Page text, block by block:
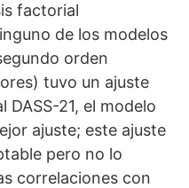
factorial
de los modelos
orden
tuvo un ajuste
21, el modelo
ajuste; este ajuste
pero no lo
correlaciones con